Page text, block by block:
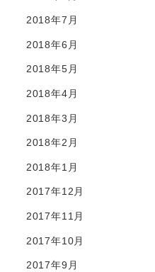
2018年7月
2018年6月
2018年5月
2018年4月
2018年3月
2018年2月
2018年1月
2017年12月
2017年11月
2017年10月
2017年9月